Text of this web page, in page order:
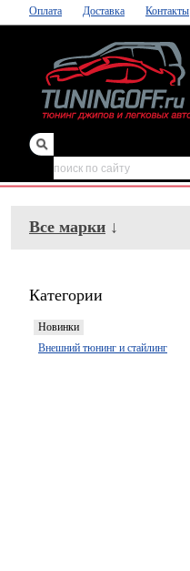
Оплата Доставка Контакты
зеркала,обвесы
Все марки ↓
Категории
Новинки
Внешний тюнинг и стайлинг